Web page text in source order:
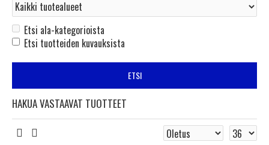
Etsi ala-kategorioista
Etsi tuotteiden kuvauksista
ETSI
HAKUA VASTAAVAT TUOTTEET